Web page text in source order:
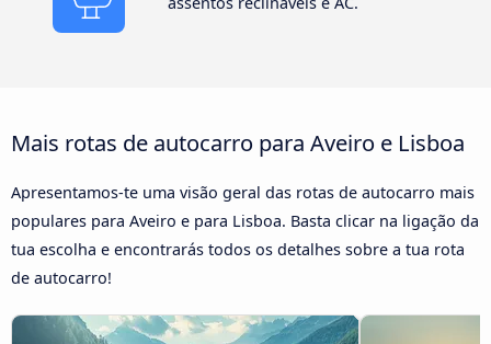
Mais rotas de autocarro para Aveiro e Lisboa
Apresentamos-te uma visão geral das rotas de autocarro mais
populares para Aveiro e para Lisboa. Basta clicar na ligação da
tua escolha e encontrarás todos os detalhes sobre a tua rota
de autocarro!